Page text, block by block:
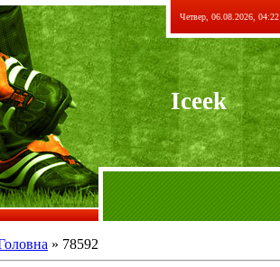
Четвер, 06.08.2026, 04:22
Iceek
» 78592